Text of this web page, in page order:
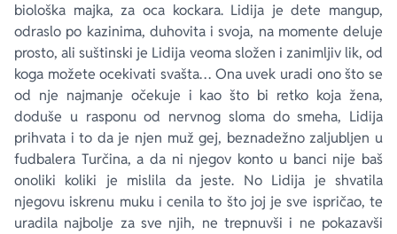
biološka majka, za oca kockara. Lidija je dete mangup,
odraslo po kazinima, duhovita i svoja, na momente deluje
prosto, ali suštinski je Lidija veoma složen i zanimljiv lik, od
koga možete ocekivati svašta… Ona uvek uradi ono što se
od nje najmanje očekuje i kao što bi retko koja žena,
doduše u rasponu od nervnog sloma do smeha, Lidija
prihvata i to da je njen muž gej, beznadežno zaljubljen u
fudbalera Turčina, a da ni njegov konto u banci nije baš
onoliki koliki je mislila da jeste. No Lidija je shvatila
njegovu iskrenu muku i cenila to što joj je sve ispričao, te
uradila najbolje za sve njih, ne trepnuvši i ne pokazavši